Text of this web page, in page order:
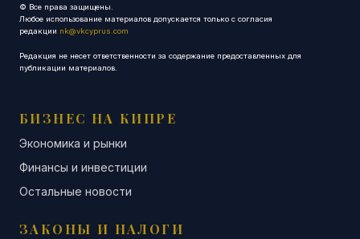
© Все права защищены.
Любое использование материалов допускается только с согласия
редакции nk@vkcyprus.com
Редакция не несет ответственности за содержание предоставленных для
публикации материалов.
БИЗНЕС НА КИПРЕ
Экономика и рынки
Финансы и инвестиции
Остальные новости
ЗАКОНЫ И НАЛОГИ